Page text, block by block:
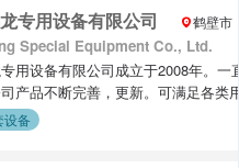
求卓越、求真务实、勇于创新，以
发展的技术和不断开拓创新的精
有限公司作为水污染治理的环保
电力、工业、电子、制药、民用生
专用设备有限公司 鹤壁市
Special Equipment Co., Ltd.
用设备有限公司成立于2008年。
产品不断完善，更新。可满足各
人，踏踏实实办事。广交天下朋
出机系列，液压挤出机系列，真
设备